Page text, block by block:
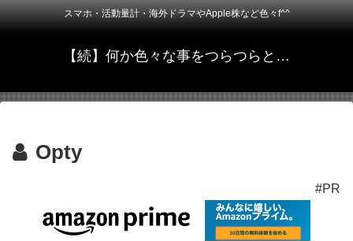
スマホ・活動量計・海外ドラマやApple株など色々f^^
【続】何か色々な事をつらつらと…
Opty
#PR